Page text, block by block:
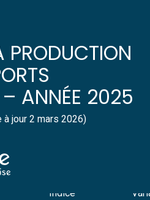
PRODUCTION
– ANNÉE 2025
à jour 2 mars 2026)
transports terrestres
Indice